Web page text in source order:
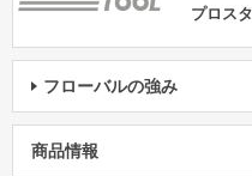
プロス
フローバルの強み
商品情報